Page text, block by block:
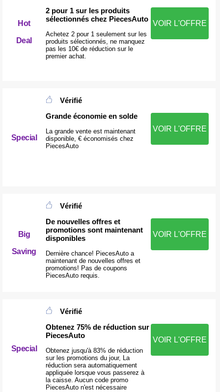
Hot
Deal
2 pour 1 sur les produits
sélectionnés chez PiecesAuto
Achetez 2 pour 1 seulement sur les
produits sélectionnés, ne manquez
pas les 10€ de réduction sur le
premier achat.
VOIR L'OFFRE
Special
Vérifié
Grande économie en solde
La grande vente est maintenant
disponible, € économisés chez
PiecesAuto
VOIR L'OFFRE
Big
Saving
Vérifié
De nouvelles offres et
promotions sont maintenant
disponibles
Dernière chance! PiecesAuto a
maintenant de nouvelles offres et
promotions! Pas de coupons
PiecesAuto requis.
VOIR L'OFFRE
Special
Vérifié
Obtenez 75% de réduction sur
PiecesAuto
Obtenez jusqu'à 83% de réduction
sur les promotions du jour, La
réduction sera automatiquement
appliquée lorsque vous passerez à
la caisse. Aucun code promo
PiecesAuto n'est nécessaire
VOIR L'OFFRE